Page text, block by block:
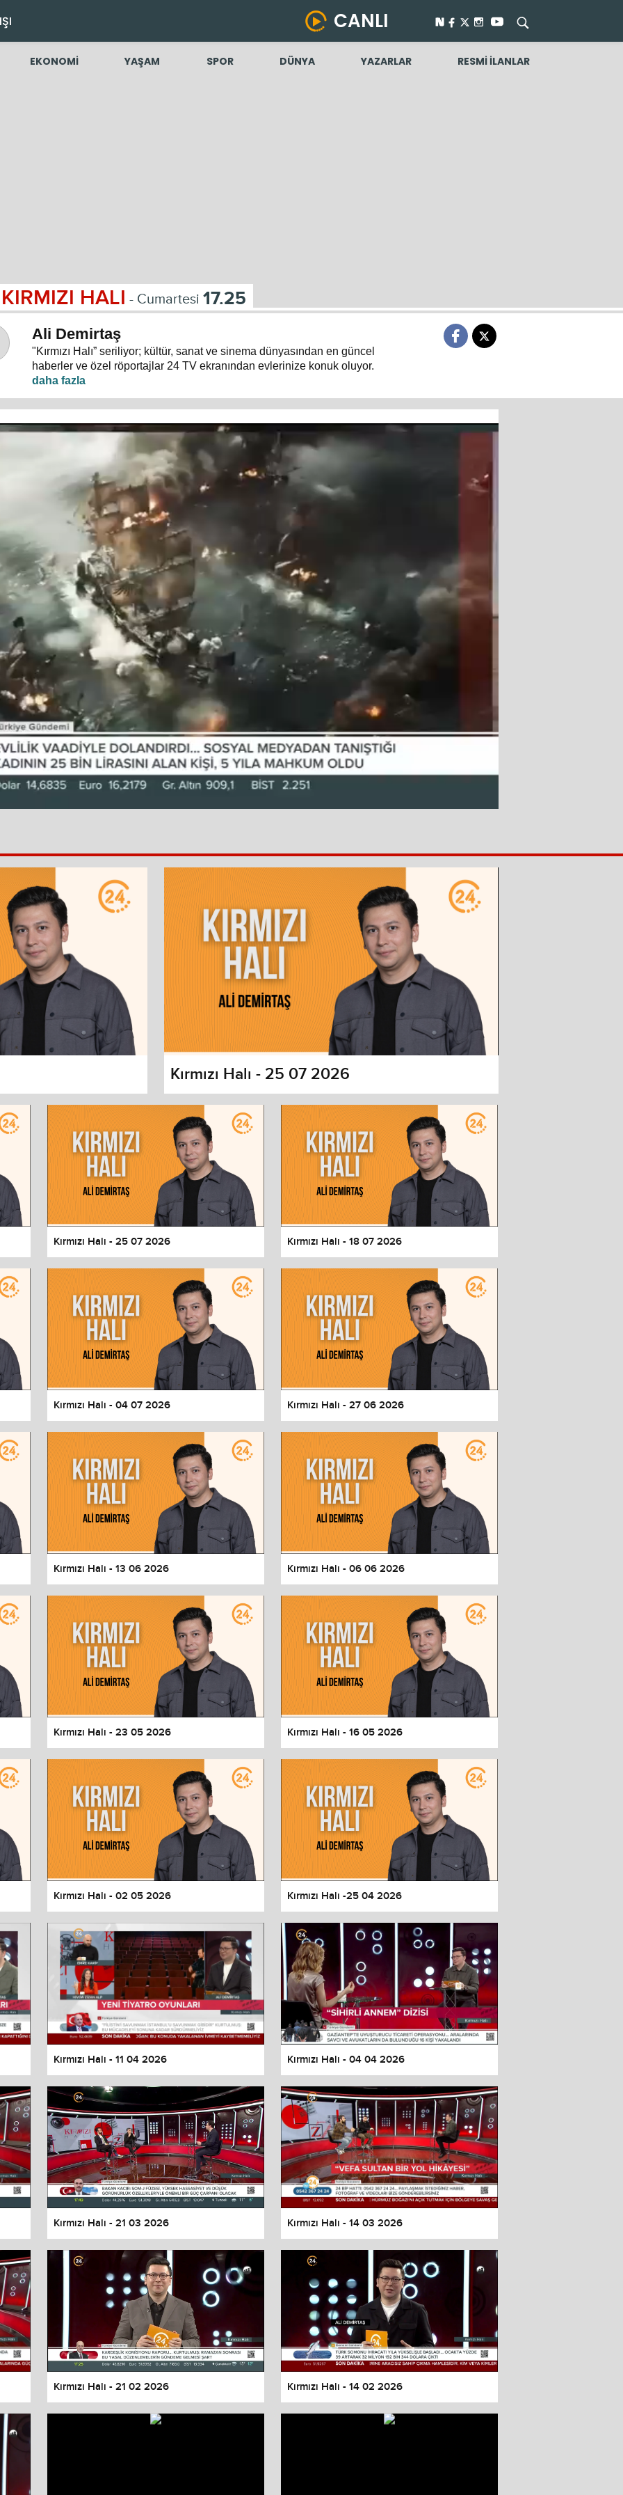
CANLI
EKONOMİ YAŞAM SPOR DÜNYA YAZARLAR RESMİ İLANLAR
KIRMIZI HALI - Cumartesi 17.25
Ali Demirtaş
"Kırmızı Halı” seriliyor; kültür, sanat ve sinema dünyasından en güncel
haberler ve özel röportajlar 24 TV ekranından evlerinize konuk oluyor.
dialog
and close the window.
Done
Kırmızı Halı - 25 07 2026
Kırmızı Halı - 25 07 2026 Kırmızı Halı - 18 07 2026
Kırmızı Halı - 04 07 2026 Kırmızı Halı - 27 06 2026
Kırmızı Halı - 13 06 2026 Kırmızı Halı - 06 06 2026
Kırmızı Halı - 23 05 2026 Kırmızı Halı - 16 05 2026
Kırmızı Halı - 02 05 2026 Kırmızı Halı -25 04 2026
Kırmızı Halı - 11 04 2026 Kırmızı Halı - 04 04 2026
Kırmızı Halı - 21 03 2026 Kırmızı Halı - 14 03 2026
Kırmızı Halı - 21 02 2026 Kırmızı Halı - 14 02 2026